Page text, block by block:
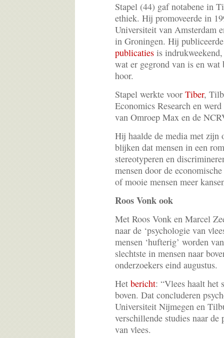
Stapel (44) gaf notabene in
ethiek. Hij promoveerde in
Universiteit van Amsterdam
in Groningen. Hij
publicaties is
wat er gegrond van is en wat
hoor.
Stapel werkte voor Tiber,
Economics Research en
van Omroep Max en de
Hij haalde de media met zijn
blijken dat mensen in een
stereotyperen en
mensen door de
of mooie mensen meer
Roos Vonk ook
Met Roos Vonk en Marcel
naar de ‘psychologie van
mensen ‘hufterig’ worden
slechtste in mensen naar
onderzoekers eind augustus.
Het bericht: “Vlees haalt het
boven. Dat concluderen
Universiteit Nijmegen en
verschillende studies naar de
van vlees.